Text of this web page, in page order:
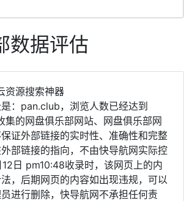
数据评估
资源搜索神器
：pan.club，浏览人数已经达到
集的网盘俱乐部网站、网盘俱乐部网
证外部链接的实时性、准确性和完整
部链接的指向，不由快导航网实际控
日 pm10:48收录时，该网页上的内
，后期网页的内容如出现违规，可以
进行删除，快导航网不承担任何责